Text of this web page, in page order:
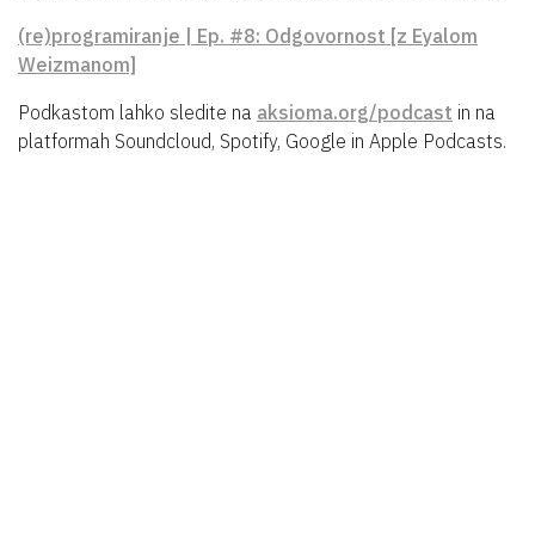
(re)programiranje | Ep. #8: Odgovornost [z Eyalom
Weizmanom]
Podkastom lahko sledite na aksioma.org/podcast in na
platformah Soundcloud, Spotify, Google in Apple Podcasts.